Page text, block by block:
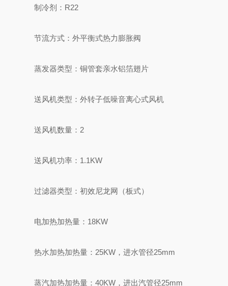
制冷剂：R22
节流方式：外平衡式热力膨胀阀
蒸发器类型：铜管套亲水铝箔翅片
送风机类型：外转子低噪音离心式风机
送风机数量：2
送风机功率：1.1KW
过滤器类型：初效尼龙网（板式）
电加热加热量：18KW
热水加热加热量：25KW，进水管径25mm
蒸汽加热加热量：40KW，进出汽管径25mm